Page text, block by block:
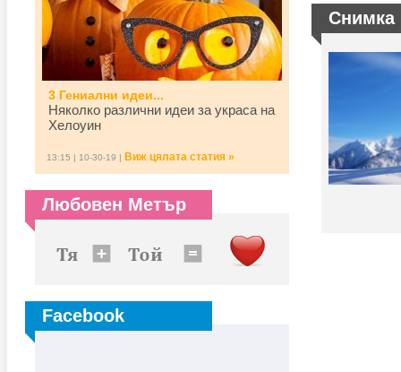
3 Гениални идеи...
Няколко различни идеи за украса на
Хелоуин
13:15 | 10-30-19 | Виж цялата статия »
Любовен Метър
Facebook
Снимка